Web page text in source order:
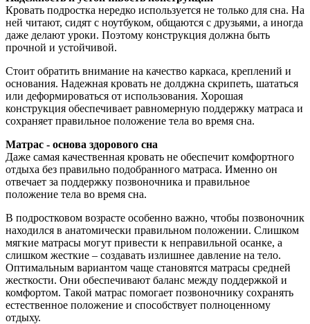
Кровать подростка нередко используется не только для сна. На
ней читают, сидят с ноутбуком, общаются с друзьями, а иногда
даже делают уроки. Поэтому конструкция должна быть
прочной и устойчивой.
Стоит обратить внимание на качество каркаса, креплений и
основания. Надежная кровать не долджна скрипеть, шататься
или деформироваться от использования. Хорошая
конструкция обеспечивает равномерную поддержку матраса и
сохраняет правильное положение тела во время сна.
Матрас - основа здорового сна
Даже самая качественная кровать не обеспечит комфортного
отдыха без правильно подобранного матраса. Именно он
отвечает за поддержку позвоночника и правильное
положение тела во время сна.
В подростковом возрасте особенно важно, чтобы позвоночник
находился в анатомически правильном положении. Слишком
мягкие матрасы могут привести к неправильной осанке, а
слишком жесткие – создавать излишнее давление на тело.
Оптимальным вариантом чаще становятся матрасы средней
жесткости. Они обеспечивают баланс между поддержкой и
комфортом. Такой матрас помогает позвоночнику сохранять
естественное положение и способствует полноценному
отдыху.